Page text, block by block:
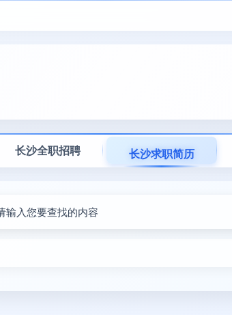
长沙全职招聘 长沙求职简历